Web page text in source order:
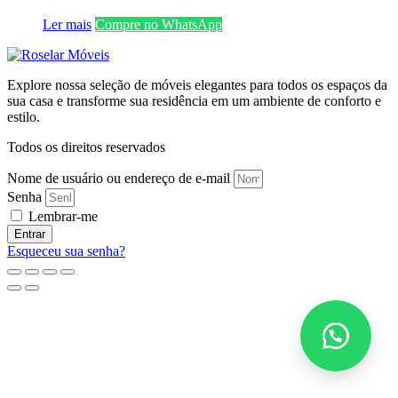
Ler mais Compre no WhatsApp
Explore nossa seleção de móveis elegantes para todos os espaços da
sua casa e transforme sua residência em um ambiente de conforto e
estilo.
Todos os direitos reservados
Nome de usuário ou endereço de e-mail
Senha
Lembrar-me
Entrar
Esqueceu sua senha?